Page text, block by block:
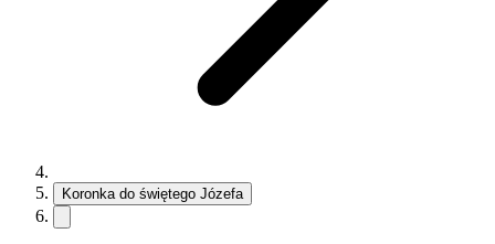
Koronka do świętego Józefa